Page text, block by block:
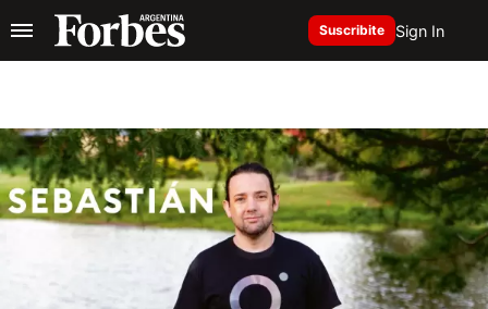
Suscribite Sign In